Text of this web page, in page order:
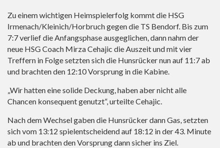
Zu einem wichtigen Heimspielerfolg kommt die HSG
Irmenach/Kleinich/Horbruch gegen die TS Bendorf. Bis zum
7:7 verlief die Anfangsphase ausgeglichen, dann nahm der
neue HSG Coach Mirza Cehajic die Auszeit und mit vier
Treffern in Folge setzten sich die Hunsrücker nun auf 11:7 ab
und brachten den 12:10 Vorsprung in die Kabine.
„Wir hatten eine solide Deckung, haben aber nicht alle
Chancen konsequent genutzt“, urteilte Cehajic.
Nach dem Wechsel gaben die Hunsrücker dann Gas, setzten
sich vom 13:12 spielentscheidend auf 18:12 in der 43. Minute
ab und brachten den Vorsprung dann sicher ins Ziel.